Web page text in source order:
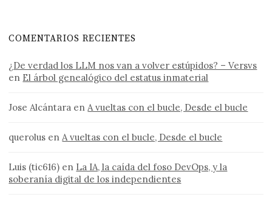
COMENTARIOS RECIENTES
¿De verdad los LLM nos van a volver estúpidos? – Versvs
en El árbol genealógico del estatus inmaterial
Jose Alcántara enA vueltas con el bucle, Desde el bucle
querolus enA vueltas con el bucle, Desde el bucle
Luis (tic616) en La IA, la caída del foso DevOps, y la
soberanía digital de los independientes